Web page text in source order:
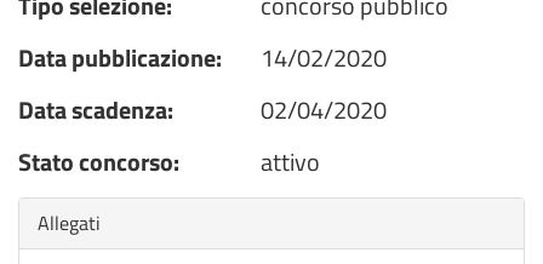
Data pubblicazione:
14/02/2020
Data scadenza:
02/04/2020
Stato concorso:
attivo
Nascondi
Allegati